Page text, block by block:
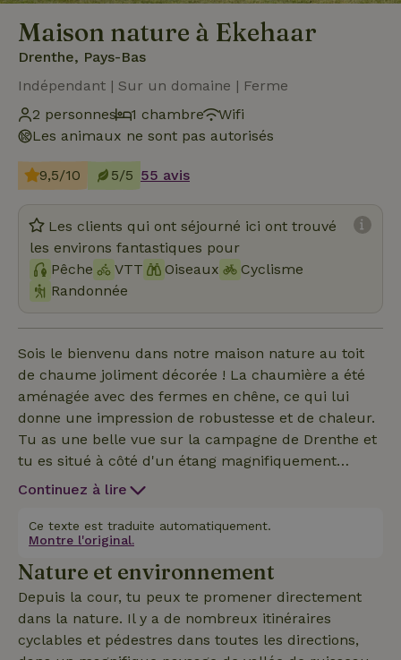
Maison nature à Ekehaar
Drenthe, Pays-Bas
Indépendant | Sur un domaine | Ferme
2 personnes
1 chambre
Wifi
Les animaux ne sont pas autorisés
9,5/10 5/5 55 avis
Les clients qui ont séjourné ici ont trouvé
les environs fantastiques pour
Pêche
VTT Oiseaux
Cyclisme
Randonnée
Sois le bienvenu dans notre maison nature au toit
de chaume joliment décorée ! La chaumière a été
aménagée avec des fermes en chêne, ce qui lui
donne une impression de robustesse et de chaleur.
Tu as une belle vue sur la campagne de Drenthe et
tu es situé à côté d'un étang magnifiquement
aménagé. Tu peux y pêcher et te promener ou
chaussée et au premier étage. Le cottage dispose
d'une cuisine entièrement équipée, d'une télévision,
d'une belle chambre à l'étage avec une salle de
bain moderne.
Continuez à lire
Ce texte est traduite automatiquement.
Montre l'original.
Nature et environnement
Depuis la cour, tu peux te promener directement
dans la nature. Il y a de nombreux itinéraires
cyclables et pédestres dans toutes les directions,